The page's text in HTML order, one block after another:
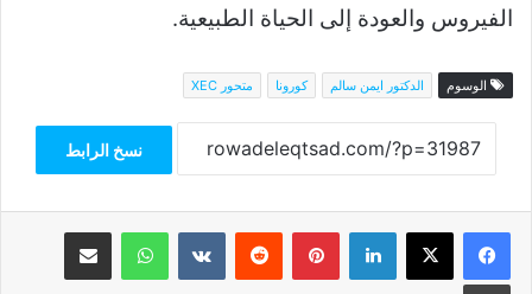
الفيروس والعودة إلى الحياة الطبيعية.
الوسوم الدكتور ايمن سالم كورونا متحور XEC
نسخ الرابط
فيسبوك‫X لينكدإن بينتيريست واتساب مشاركة عبر البريد
طباعة